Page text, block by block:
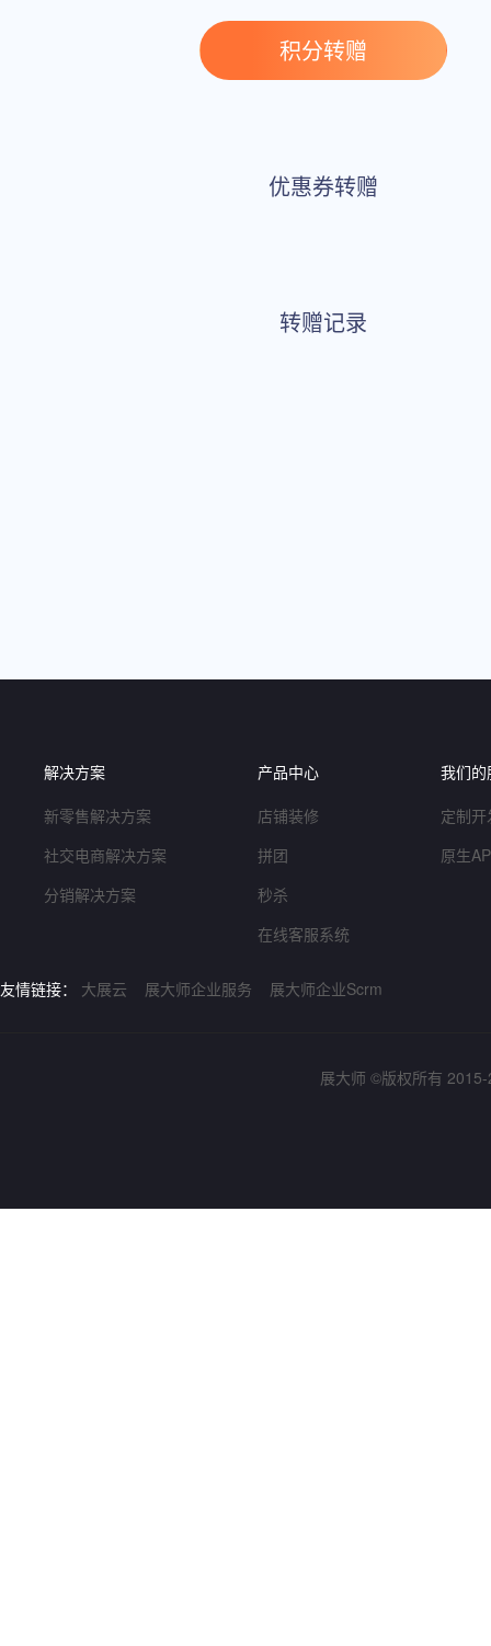
积分转赠
优惠券转赠
转赠记录
解决方案
新零售解决方案
社交电商解决方案
分销解决方案
产品中心
店铺装修
拼团
秒杀
在线客服系统
我们的
定制
原生
友情链接： 大展云 展大师企业服务 展大师企业Scrm
展大师 ©版权所有